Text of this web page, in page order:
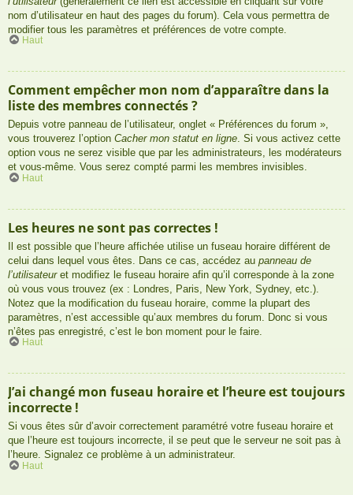
nom d’utilisateur en haut des pages du forum). Cela vous permettra de
modifier tous les paramètres et préférences de votre compte.
Haut
Comment empêcher mon nom d’apparaître dans la
liste des membres connectés ?
Depuis votre panneau de l’utilisateur, onglet « Préférences du forum »,
vous trouverez l’option Cacher mon statut en ligne. Si vous activez cette
option vous ne serez visible que par les administrateurs, les modérateurs
et vous-même. Vous serez compté parmi les membres invisibles.
Haut
Les heures ne sont pas correctes !
Il est possible que l’heure affichée utilise un fuseau horaire différent de
celui dans lequel vous êtes. Dans ce cas, accédez au panneau de
l’utilisateuret modifiez le fuseau horaire afin qu’il corresponde à la zone
où vous vous trouvez (ex : Londres, Paris, New York, Sydney, etc.).
Notez que la modification du fuseau horaire, comme la plupart des
paramètres, n’est accessible qu’aux membres du forum. Donc si vous
n’êtes pas enregistré, c’est le bon moment pour le faire.
Haut
J’ai changé mon fuseau horaire et l’heure est toujours
incorrecte !
Si vous êtes sûr d’avoir correctement paramétré votre fuseau horaire et
que l’heure est toujours incorrecte, il se peut que le serveur ne soit pas à
l’heure. Signalez ce problème à un administrateur.
Haut